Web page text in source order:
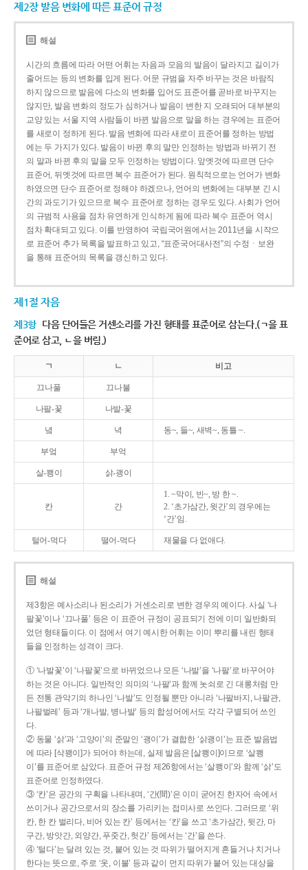
제2장 발음 변화에 따른 표준어 규정
해설
시간의 흐름에 따라 어떤 어휘는 자음과 모음의 발음이 달라지고 길이가
줄어드는 등의 변화를 입게 된다. 어문 규범을 자주 바꾸는 것은 바람직
하지 않으므로 발음에 다소의 변화를 입어도 표준어를 곧바로 바꾸지는
않지만, 발음 변화의 정도가 심하거나 발음이 변한 지 오래되어 대부분의
교양 있는 서울 지역 사람들이 바뀐 발음으로 말을 하는 경우에는 표준어
를 새로이 정하게 된다. 발음 변화에 따라 새로이 표준어를 정하는 방법
에는 두 가지가 있다. 발음이 바뀐 후의 말만 인정하는 방법과 바뀌기 전
의 말과 바뀐 후의 말을 모두 인정하는 방법이다. 앞엣것에 따르면 단수
표준어, 뒤엣것에 따르면 복수 표준어가 된다. 원칙적으로는 언어가 변화
하였으면 단수 표준어로 정해야 하겠으나, 언어의 변화에는 대부분 긴 시
간의 과도기가 있으므로 복수 표준어로 정하는 경우도 있다. 사회가 언어
의 규범적 사용을 점차 유연하게 인식하게 됨에 따라 복수 표준어 역시
점차 확대되고 있다. 이를 반영하여 국립국어원에서는 2011년을 시작으
로 표준어 추가 목록을 발표하고 있고, “표준국어대사전”의 수정ㆍ보완
을 통해 표준어의 목록을 갱신하고 있다.
제1절 자음
제3항 다음 단어들은 거센소리를 가진 형태를 표준어로 삼는다.(ㄱ을 표
준어로 삼고, ㄴ을 버림.)
ㄱ ㄴ 비고
끄나풀 끄나불
나팔-꽃 나발-꽃
녘 녁 동~, 들~, 새벽~, 동틀 ~.
부엌 부억
살-쾡이 삵-괭이
칸 간
1. ~막이, 빈~, 방 한 ~.
2. ‘초가삼간, 윗간’의 경우에는
‘간’임.
털어-먹다 떨어-먹다 재물을 다 없애다.
해설
제3항은 예사소리나 된소리가 거센소리로 변한 경우의 예이다. 사실 ‘나
팔꽃’이나 ‘끄나풀’ 등은 이 표준어 규정이 공표되기 전에 이미 일반화되
었던 형태들이다. 이 점에서 여기 예시한 어휘는 이미 뿌리를 내린 형태
들을 인정하는 성격이 크다.
① ‘나발꽃’이 ‘나팔꽃’으로 바뀌었으나 모든 ‘나발’을 ‘나팔’로 바꾸어야
하는 것은 아니다. 일반적인 의미의 ‘나팔’과 함께 놋쇠로 긴 대롱처럼 만
든 전통 관악기의 하나인 ‘나발’도 인정될 뿐만 아니라 ‘나팔바지, 나팔관,
나팔벌레’ 등과 ‘개나발, 병나발’ 등의 합성어에서도 각각 구별되어 쓰인
다.
② 동물 ‘삵’과 ‘고양이’의 준말인 ‘괭이’가 결합한 ‘삵괭이’는 표준 발음법
에 따라 [삭꽹이]가 되어야 하는데, 실제 발음은 [살쾡이]이므로 ‘살쾡
이’를 표준어로 삼았다. 표준어 규정 제26항에서는 ‘살쾡이’와 함께 ‘삵’도
표준어로 인정하였다.
③ ‘칸’은 공간의 구획을 나타내며, ‘간(間)’은 이미 굳어진 한자어 속에서
쓰이거나 공간으로서의 장소를 가리키는 접미사로 쓰인다. 그러므로 ‘위
칸, 한 칸 벌리다, 비어 있는 칸’ 등에서는 ‘칸’을 쓰고 ‘초가삼간, 뒷간, 마
구간, 방앗간, 외양간, 푸줏간, 헛간’ 등에서는 ‘간’을 쓴다.
④ ‘털다’는 달려 있는 것, 붙어 있는 것 따위가 떨어지게 흔들거나 치거나
한다는 뜻으로, 주로 ‘옷, 이불’ 등과 같이 먼지 따위가 붙어 있는 대상을